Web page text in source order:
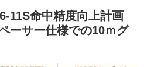
11S命中精度向上計画
ーサー仕様での10ｍグ